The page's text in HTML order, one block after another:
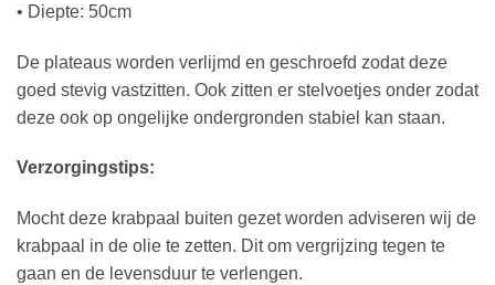
• Diepte: 50cm
De plateaus worden verlijmd en geschroefd zodat deze
goed stevig vastzitten. Ook zitten er stelvoetjes onder zodat
deze ook op ongelijke ondergronden stabiel kan staan.
Verzorgingstips:
Mocht deze krabpaal buiten gezet worden adviseren wij de
krabpaal in de olie te zetten. Dit om vergrijzing tegen te
gaan en de levensduur te verlengen.